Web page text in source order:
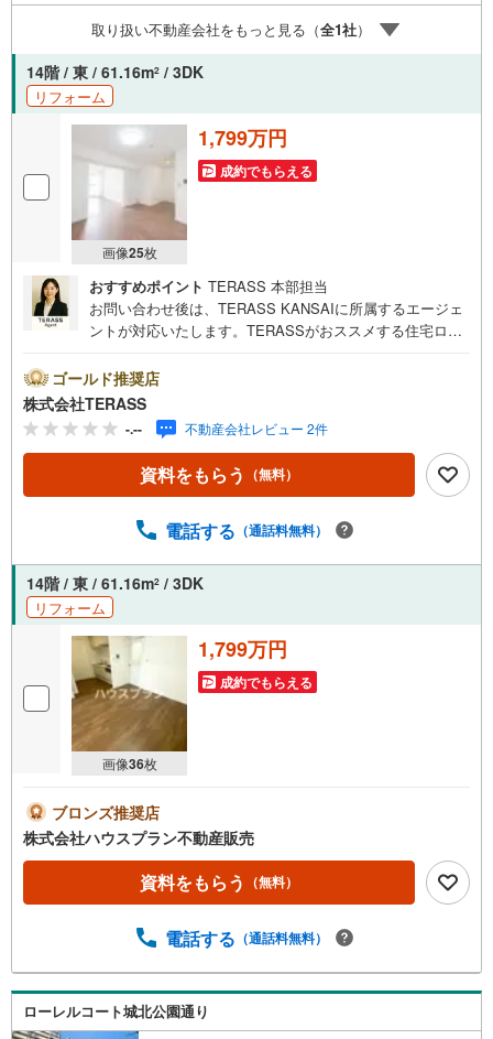
件にベストな住宅ローン商品のご提案〇住宅ローンの金利
や優遇率、審査基準などを詳しくご説明〇住宅ローンとリ
フォームローンの一体型商品もご提案〇仕事や収入・現在
過去の借入による住宅ローンへの問題解決是非ともお問合
せ下さい
取り扱い不動産会社をもっと見る（全1社）
14階 / 東 / 61.16m2 / 3DK
リフォーム
画像25枚
1,799万円
成約でもらえる
おすすめポイント TERASS 本部担当
お問い合わせ後は、TERASS KANSAIに所属するエージェ
ントが対応いたします。TERASSがおススメする住宅ロー
合）・がん100％保障団信が【金利上乗せなし】で加入可
能！・頭金0円でも可能！・諸費用も、物件価格の10％まで
は融資可能！※2026年8月現在■大切なペットと暮らせます※
細則有■徒歩8分圏内にコンビニ・スーパーがあり、毎日の
お買い物も快適な住環境■浴室乾燥機が搭載され、天候を気
にせず洗濯物を乾かせます【リフォーム内容】〇新規交換:
リング/クロス〇ダウンライト設置〇カーテンレール交換〇
ゴールド推奨店
株式会社TERASS
-.-- 不動産会社レビュー 2件
資料をもらう （無料）
電話する （通話料無料）
14階 / 東 / 61.16m2 / 3DK
リフォーム
画像36枚
1,799万円
成約でもらえる
ブロンズ推奨店
株式会社ハウスプラン不動産販売
資料をもらう （無料）
電話する （通話料無料）
ローレルコート城北公園通り